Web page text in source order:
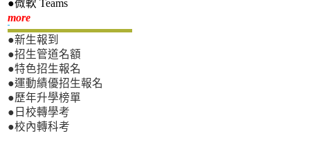
●微軟 Teams
more新生專區
●新生報到
●招生管道名額
●特色招生報名
●運動績優招生報名
●歷年升學榜單
●日校轉學考
●校內轉科考